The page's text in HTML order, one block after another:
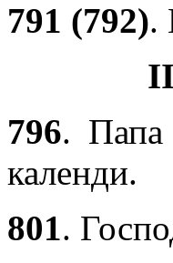
791 (792).
796. Папа
календи.
801.